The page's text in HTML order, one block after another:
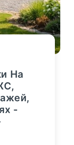
за год
темпы
107
На
-